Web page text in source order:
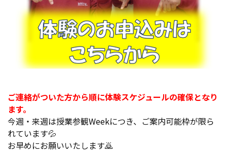
ご連絡がついた方から順に体験スケジュールの確保となり
ます。
今週・来週は授業参観Weekにつき、ご案内可能枠が限ら
れています💦
お早めにお願いいたします🙇